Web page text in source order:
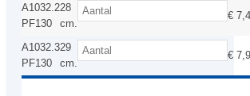
A1032.2
PF130
28
cm.
€
A1032.3
PF130
29
cm.
€